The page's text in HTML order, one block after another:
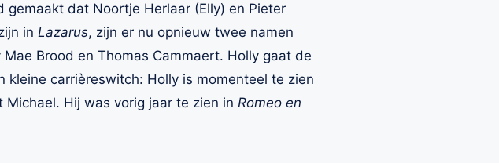
dat Noortje Herlaar (Elly) en Pieter
in Lazarus, zijn er nu opnieuw twee namen
Brood en Thomas Cammaert. Holly gaat de
carrièreswitch: Holly is momenteel te zien
Michael. Hij was vorig jaar te zien in Romeo en